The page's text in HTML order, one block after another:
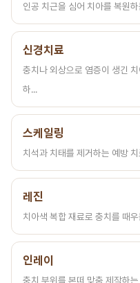
인공 치근을 심어 치아를 복원
신경치료
충치나 외상으로 염증이 생긴
하...
스케일링
치석과 치태를 제거하는 예방
레진
치아색 복합 재료로 충치를 때
인레이
충치 부위를 본떠 맞춤 제작하